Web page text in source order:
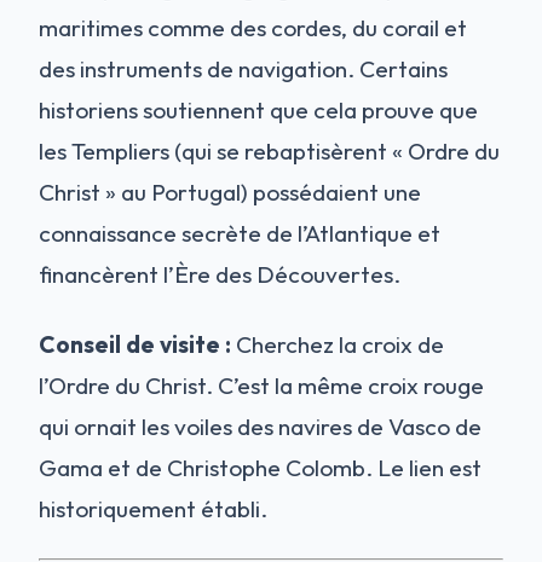
maritimes comme des cordes, du corail et
des instruments de navigation. Certains
historiens soutiennent que cela prouve que
les Templiers (qui se rebaptisèrent « Ordre du
Christ » au Portugal) possédaient une
connaissance secrète de l’Atlantique et
financèrent l’Ère des Découvertes.
Conseil de visite : Cherchez la croix de
l’Ordre du Christ. C’est la même croix rouge
qui ornait les voiles des navires de Vasco de
Gama et de Christophe Colomb. Le lien est
historiquement établi.